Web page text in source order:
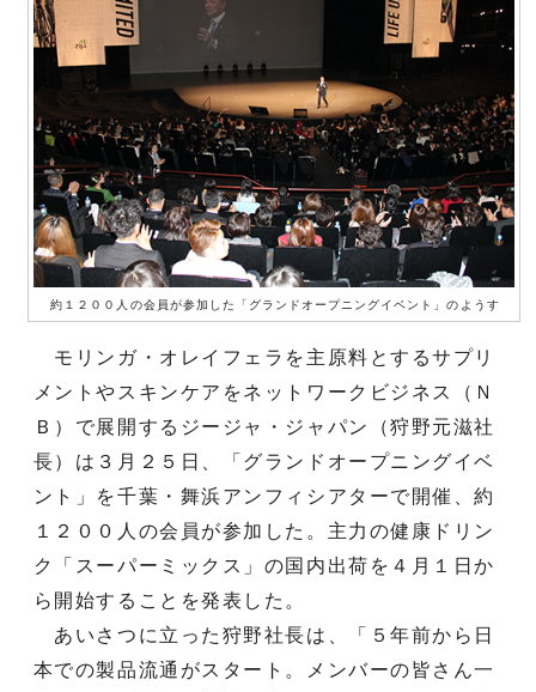
約１２００人の会員が参加した「グランドオープニングイベント」のようす
モリンガ・オレイフェラを主原料とするサプリ
メントやスキンケアをネットワークビジネス（Ｎ
Ｂ）で展開するジージャ・ジャパン（狩野元滋社
長）は３月２５日、「グランドオープニングイベ
ント」を千葉・舞浜アンフィシアターで開催、約
１２００人の会員が参加した。主力の健康ドリン
ク「スーパーミックス」の国内出荷を４月１日か
ら開始することを発表した。
あいさつに立った狩野社長は、「５年前から日
本での製品流通がスタート。メンバーの皆さん一